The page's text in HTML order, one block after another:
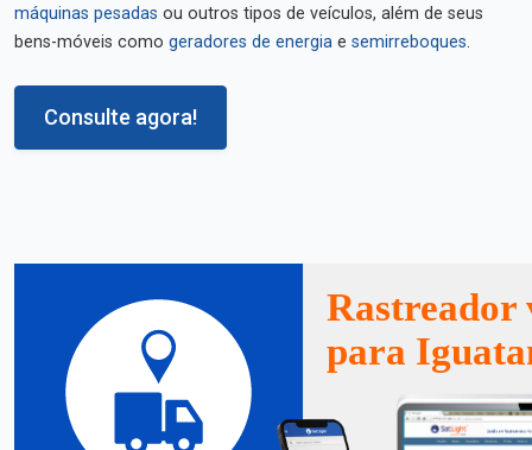
máquinas pesadas ou outros tipos de veículos, além de seus
bens-móveis como geradores de energia e semirreboques.
Consulte agora!
Rastreador
para